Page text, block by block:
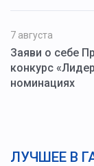
7 августа
Заяви о себе
конкурс
номинациях
ЛУЧШЕЕ В